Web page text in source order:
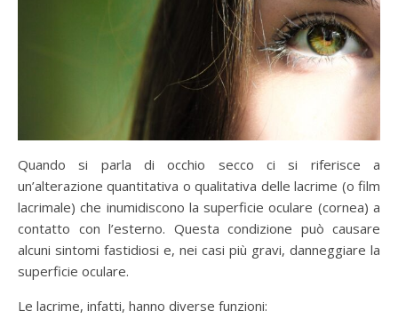
Quando si parla di occhio secco ci si riferisce a
un’alterazione quantitativa o qualitativa delle lacrime (o film
lacrimale) che inumidiscono la superficie oculare (cornea) a
contatto con l’esterno. Questa condizione può causare
alcuni sintomi fastidiosi e, nei casi più gravi, danneggiare la
superficie oculare.
Le lacrime, infatti, hanno diverse funzioni: